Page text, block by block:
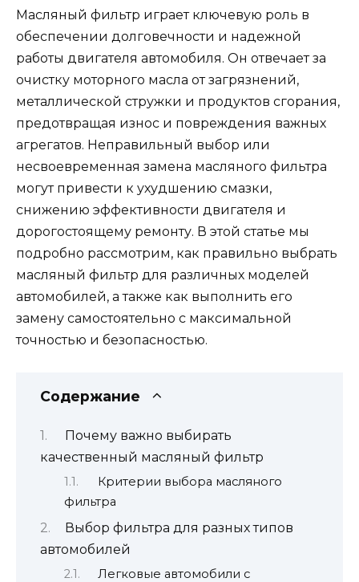
Масляный фильтр играет ключевую роль в
обеспечении долговечности и надежной
работы двигателя автомобиля. Он отвечает за
очистку моторного масла от загрязнений,
металлической стружки и продуктов сгорания,
предотвращая износ и повреждения важных
агрегатов. Неправильный выбор или
несвоевременная замена масляного фильтра
могут привести к ухудшению смазки,
снижению эффективности двигателя и
дорогостоящему ремонту. В этой статье мы
подробно рассмотрим, как правильно выбрать
масляный фильтр для различных моделей
автомобилей, а также как выполнить его
замену самостоятельно с максимальной
точностью и безопасностью.
Содержание
Почему важно выбирать
качественный масляный фильтр
Критерии выбора масляного
фильтра
Выбор фильтра для разных типов
автомобилей
Легковые автомобили с